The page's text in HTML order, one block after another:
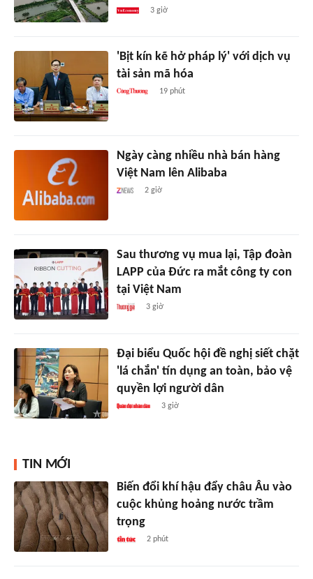
3 giờ
'Bịt kín kẽ hở pháp lý' với dịch vụ
tài sản mã hóa
19 phút
Ngày càng nhiều nhà bán hàng
Việt Nam lên Alibaba
2 giờ
Sau thương vụ mua lại, Tập đoàn
LAPP của Đức ra mắt công ty con
tại Việt Nam
3 giờ
Đại biểu Quốc hội đề nghị siết chặt
'lá chắn' tín dụng an toàn, bảo vệ
quyền lợi người dân
3 giờ
TIN MỚI
Biến đổi khí hậu đẩy châu Âu vào
cuộc khủng hoảng nước trầm
trọng
2 phút